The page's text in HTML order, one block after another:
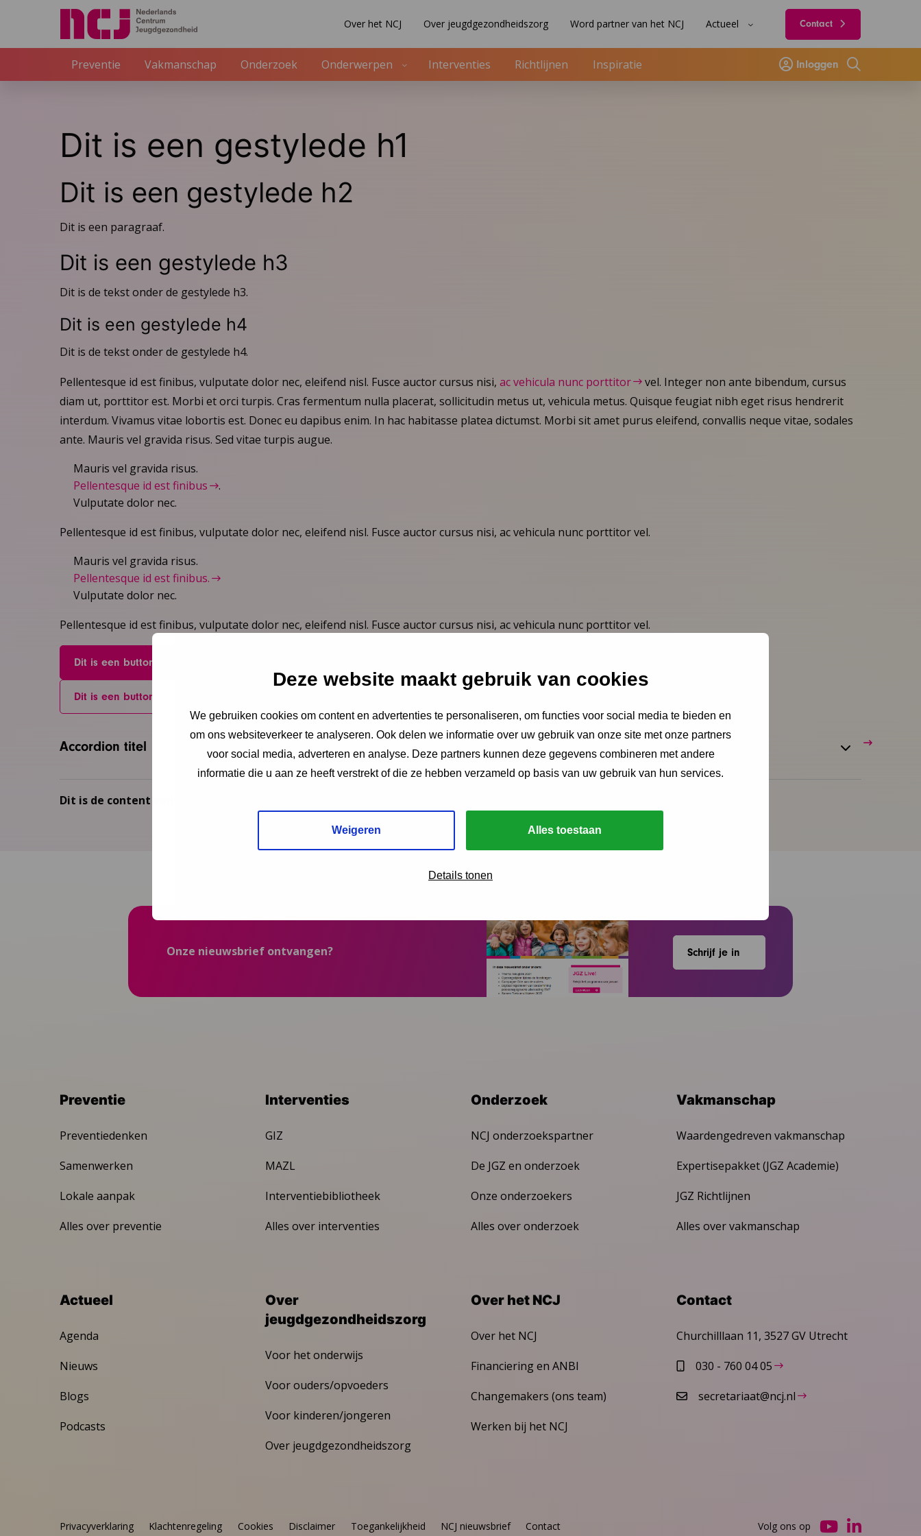
Deze website maakt gebruik van cookies
We gebruiken cookies om content en advertenties te personaliseren, om functies voor social media te bieden en
om ons websiteverkeer te analyseren. Ook delen we informatie over uw gebruik van onze site met onze partners
voor social media, adverteren en analyse. Deze partners kunnen deze gegevens combineren met andere
informatie die u aan ze heeft verstrekt of die ze hebben verzameld op basis van uw gebruik van hun services.
Weigeren Alles toestaan
Details tonen
Over het NCJ Over jeugdgezondheidszorg Word partner van het NCJ Actueel Contact
Preventie Vakmanschap Onderzoek Onderwerpen Interventies Richtlijnen Inspiratie Inloggen
Zoeken
Dit is een gestylede h1
Dit is een gestylede h2
Dit is een paragraaf.
Dit is een gestylede h3
Dit is de tekst onder de gestylede h3.
Dit is een gestylede h4
Dit is de tekst onder de gestylede h4.
Pellentesque id est finibus, vulputate dolor nec, eleifend nisl. Fusce auctor cursus nisi, ac vehicula nunc porttitor
vel. Integer non ante bibendum, cursus
diam ut, porttitor est. Morbi et orci turpis. Cras fermentum nulla placerat, sollicitudin metus ut, vehicula metus. Quisque feugiat nibh eget risus hendrerit
interdum. Vivamus vitae lobortis est. Donec eu dapibus enim. In hac habitasse platea dictumst. Morbi sit amet purus eleifend, convallis neque vitae, sodales
ante. Mauris vel gravida risus. Sed vitae turpis augue.
Mauris vel gravida risus.
Pellentesque id est finibus
.
Vulputate dolor nec.
Pellentesque id est finibus, vulputate dolor nec, eleifend nisl. Fusce auctor cursus nisi, ac vehicula nunc porttitor vel.
Mauris vel gravida risus.
Pellentesque id est finibus.
Vulputate dolor nec.
Pellentesque id est finibus, vulputate dolor nec, eleifend nisl. Fusce auctor cursus nisi, ac vehicula nunc porttitor vel.
Dit is een button
Dit is een button
Accordion titel
Dit is de content van de tooltip
Onze nieuwsbrief ontvangen? Schrijf je in
Preventie
Preventiedenken
Samenwerken
Lokale aanpak
Alles over preventie
Interventies
GIZ
MAZL
Interventiebibliotheek
Alles over interventies
Onderzoek
NCJ onderzoekspartner
De JGZ en onderzoek
Onze onderzoekers
Alles over onderzoek
Vakmanschap
Waardengedreven vakmanschap
Expertisepakket (JGZ Academie)
JGZ Richtlijnen
Alles over vakmanschap
Actueel
Agenda
Nieuws
Blogs
Podcasts
Over
jeugdgezondheidszorg
Voor het onderwijs
Voor ouders/opvoeders
Voor kinderen/jongeren
Over jeugdgezondheidszorg
Over het NCJ
Over het NCJ
Financiering en ANBI
Changemakers (ons team)
Werken bij het NCJ
Contact
Churchilllaan 11, 3527 GV Utrecht
030 - 760 04 05
secretariaat@ncj.nl
Privacyverklaring Klachtenregeling Cookies Disclaimer Toegankelijkheid NCJ nieuwsbrief Contact Volg ons op
Ga Ga